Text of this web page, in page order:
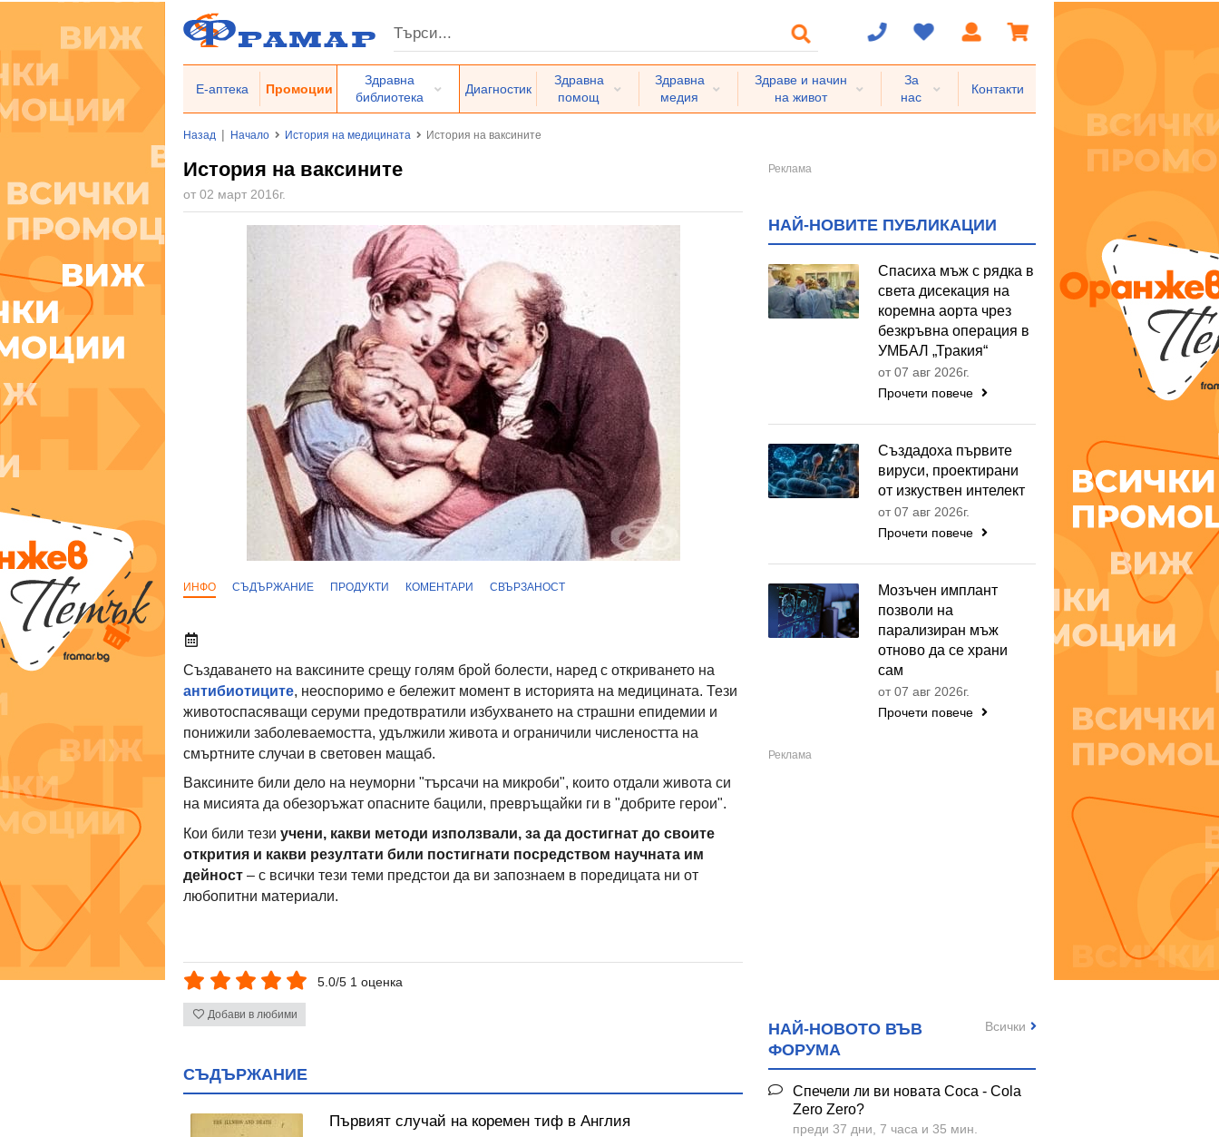
Е-аптека Промоции
Здравна
библиотека
Диагностик
Здравна
помощ
Здравна
медия
Здраве и начин
на живот
За
нас
Контакти
Назад | Начало История на медицината История на ваксините
История на ваксините
от 02 март 2016г.
ИНФО СЪДЪРЖАНИЕ ПРОДУКТИ КОМЕНТАРИ СВЪРЗАНОСТ
Създаването на ваксините срещу голям брой болести, наред с откриването на
антибиотиците, неоспоримо е бележит момент в историята на медицината. Тези
животоспасяващи серуми предотвратили избухването на страшни епидемии и
понижили заболеваемостта, удължили живота и ограничили числеността на
смъртните случаи в световен мащаб.
Ваксините били дело на неуморни "търсачи на микроби", които отдали живота си
на мисията да обезоръжат опасните бацили, превръщайки ги в "добрите герои".
Кои били тези учени, какви методи използвали, за да достигнат до своите
открития и какви резултати били постигнати посредством научната им
дейност – с всички тези теми предстои да ви запознаем в поредицата ни от
любопитни материали.
5.0/5 1 оценка
Добави в любими
СЪДЪРЖАНИЕ
Първият случай на коремен тиф в Англия
НАЙ-НОВИТЕ ПУБЛИКАЦИИ
Спасиха мъж с рядка в
света дисекация на
коремна аорта чрез
безкръвна операция в
УМБАЛ „Тракия“
от 07 авг 2026г.
Прочети повече
Създадоха първите
вируси, проектирани
от изкуствен интелект
от 07 авг 2026г.
Прочети повече
Мозъчен имплант
позволи на
парализиран мъж
отново да се храни
сам
от 07 авг 2026г.
Прочети повече
НАЙ-НОВОТО ВЪВ
ФОРУМА
Спечели ли ви новата Coca - Cola
Zero Zero?
преди 37 дни, 7 часа и 35 мин.
Всички